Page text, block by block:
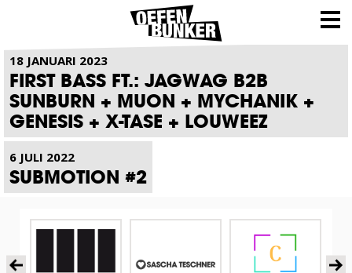
NIEUWS
18 JANUARI 2023
FIRST BASS FT.: JAGWAG B2B
SUNBURN + MUON + MYCHANIK +
GENESIS + X-TASE + LOUWEEZ
6 JULI 2022
SUBMOTION #2